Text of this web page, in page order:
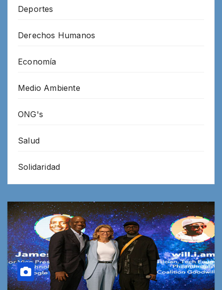
Deportes
Derechos Humanos
Economía
Medio Ambiente
ONG's
Salud
Solidaridad